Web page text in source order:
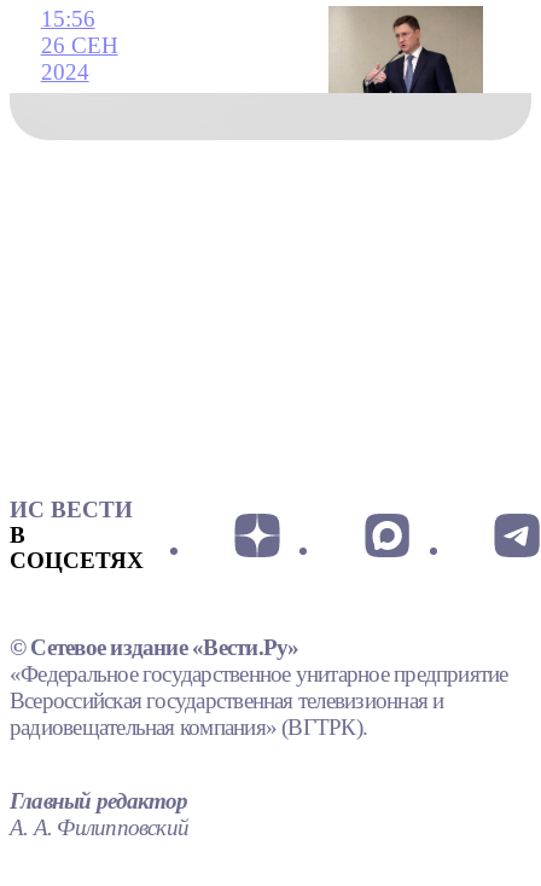
15:56
26 СЕН
2024
ИС ВЕСТИ
В
СОЦСЕТЯХ
© Сетевое издание «Вести.Ру»
«Федеральное государственное унитарное предприятие
Всероссийская государственная телевизионная и
радиовещательная компания» (ВГТРК).
Главный редактор
А. А. Филипповский